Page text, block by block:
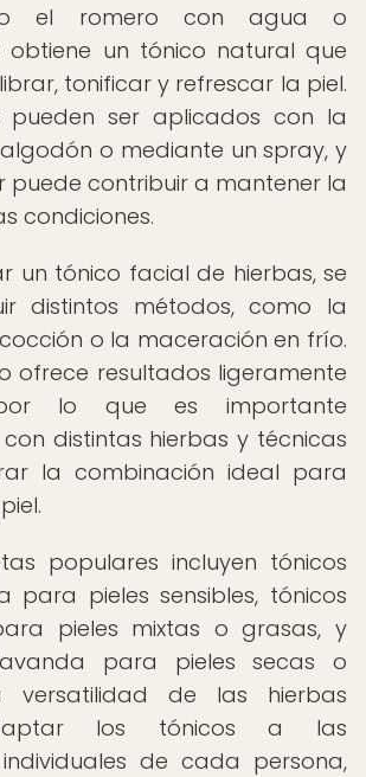
o el romero con agua o
obtiene un tónico natural que
tonificar y refrescar la piel.
pueden ser aplicados con la
o mediante un spray, y
puede contribuir a mantener la
condiciones.
un tónico facial de hierbas, se
distintos métodos, como la
o la maceración en frío.
ofrece resultados ligeramente
por lo que es importante
distintas hierbas y técnicas
la combinación ideal para
populares incluyen tónicos
para pieles sensibles, tónicos
pieles mixtas o grasas, y
para pieles secas o
versatilidad de las hierbas
los tónicos a las
de cada persona,